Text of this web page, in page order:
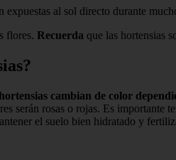
al sol directo durante
flores. Recuerda que las hortensias
cambian de color
serán rosas o rojas. Es importante
el suelo bien hidratado y